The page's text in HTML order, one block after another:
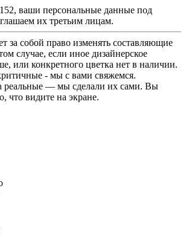
ваши персональные данные под
их третьим лицам.
за собой право изменять составляющие
случае, если иное дизайнерское
или конкретного цветка нет в наличии.
- мы с вами свяжемся.
реальные — мы сделали их сами. Вы
что видите на экране.